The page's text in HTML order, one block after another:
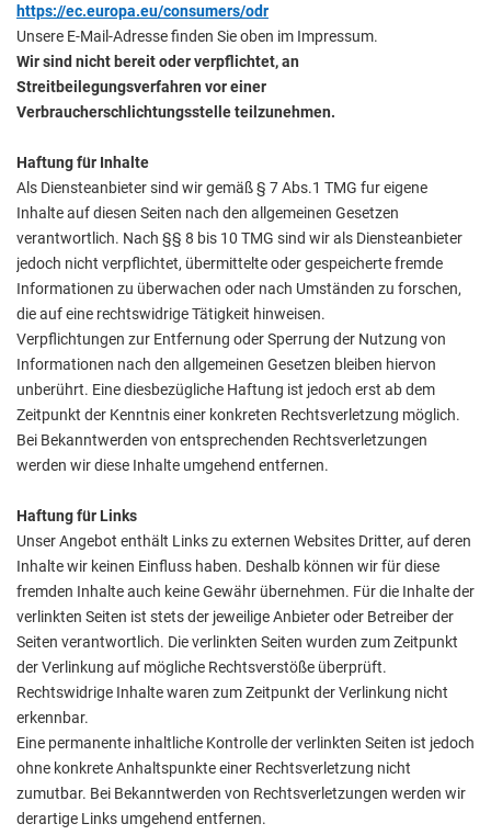
https://ec.europa.eu/consumers/odr
Unsere E-Mail-Adresse finden Sie oben im Impressum.
Wir sind nicht bereit oder verpflichtet, an
Streitbeilegungsverfahren vor einer
Verbraucherschlichtungsstelle teilzunehmen.
Haftung für Inhalte
Als Diensteanbieter sind wir gemäß § 7 Abs.1 TMG fur eigene
Inhalte auf diesen Seiten nach den allgemeinen Gesetzen
verantwortlich. Nach §§ 8 bis 10 TMG sind wir als Diensteanbieter
jedoch nicht verpflichtet, übermittelte oder gespeicherte fremde
Informationen zu überwachen oder nach Umständen zu forschen,
die auf eine rechtswidrige Tätigkeit hinweisen.
Verpflichtungen zur Entfernung oder Sperrung der Nutzung von
Informationen nach den allgemeinen Gesetzen bleiben hiervon
unberührt. Eine diesbezügliche Haftung ist jedoch erst ab dem
Zeitpunkt der Kenntnis einer konkreten Rechtsverletzung möglich.
Bei Bekanntwerden von entsprechenden Rechtsverletzungen
werden wir diese Inhalte umgehend entfernen.
Haftung für Links
Unser Angebot enthält Links zu externen Websites Dritter, auf deren
Inhalte wir keinen Einfluss haben. Deshalb können wir für diese
fremden Inhalte auch keine Gewähr übernehmen. Für die Inhalte der
verlinkten Seiten ist stets der jeweilige Anbieter oder Betreiber der
Seiten verantwortlich. Die verlinkten Seiten wurden zum Zeitpunkt
der Verlinkung auf mögliche Rechtsverstöße überprüft.
Rechtswidrige Inhalte waren zum Zeitpunkt der Verlinkung nicht
erkennbar.
Eine permanente inhaltliche Kontrolle der verlinkten Seiten ist jedoch
ohne konkrete Anhaltspunkte einer Rechtsverletzung nicht
zumutbar. Bei Bekanntwerden von Rechtsverletzungen werden wir
derartige Links umgehend entfernen.